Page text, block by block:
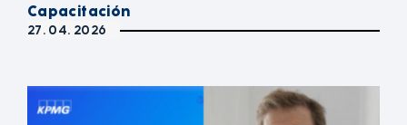
Capacitación
27. 04. 2026